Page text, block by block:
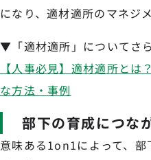
になり、適材適所のマネジ
▼「適材適所」についてさ
【人事必見】適材適所と
な方法・事例
部下の育成につな
意味ある1on1によって、